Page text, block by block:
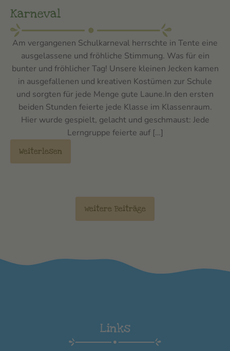
Karneval
Am vergangenen Schulkarneval herrschte in Tente eine
ausgelassene und fröhliche Stimmung. Was für ein
bunter und fröhlicher Tag! Unsere kleinen Jecken kamen
in ausgefallenen und kreativen Kostümen zur Schule
und sorgten für jede Menge gute Laune.In den ersten
beiden Stunden feierte jede Klasse im Klassenraum.
Hier wurde gespielt, gelacht und geschmaust: Jede
Lerngruppe feierte auf […]
Weiterlesen
weitere Beiträge
Links